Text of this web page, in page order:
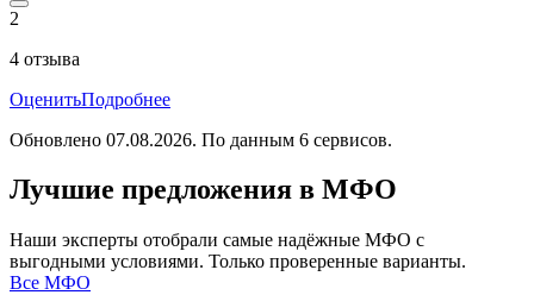
2
4 отзыва
ОценитьПодробнее
Обновлено 07.08.2026. По данным 6 сервисов.
Лучшие предложения в МФО
Наши эксперты отобрали самые надёжные МФО с
выгодными условиями. Только проверенные варианты.
Все МФО